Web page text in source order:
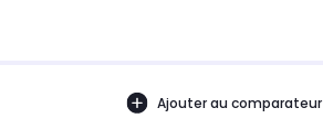
Ajouter au comparateur